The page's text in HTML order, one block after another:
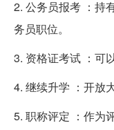
2. 公务员报考 ：持
务员职位。
3. 资格证考试 ：可
4. 继续升学 ：开放
5. 职称评定 ：作为